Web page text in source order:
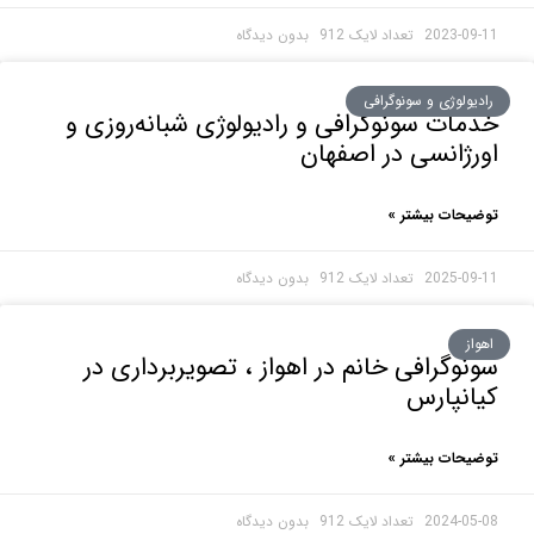
2023- بدون دیدگاه
و سونوگرافی
سونوگرافی و رادیولوژی شبانه‌روزی و
در اصفهان
بیشتر »
2025- بدون دیدگاه
خانم در اهواز ، تصویربرداری در
بیشتر »
2024- بدون دیدگاه